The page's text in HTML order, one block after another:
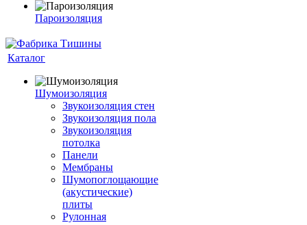
Пароизоляция
Каталог
Шумоизоляция
Звукоизоляция стен
Звукоизоляция пола
Звукоизоляция
потолка
Панели
Мембраны
Шумопоглощающие
(акустические)
плиты
Рулонная